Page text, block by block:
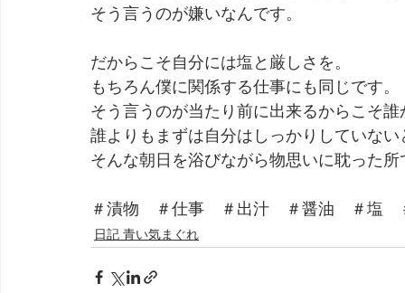
そう言うのが嫌いなんです。
だからこそ自分には塩と厳しさを。
もちろん僕に関係する仕事にも同じです。
そう言うのが当たり前に出来るからこそ
誰よりもまずは自分はしっかりしていな
そんな朝日を浴びながら物思いに耽った
＃漬物　＃仕事　＃出汁　＃醤油　＃塩
日記 青い気まぐれ